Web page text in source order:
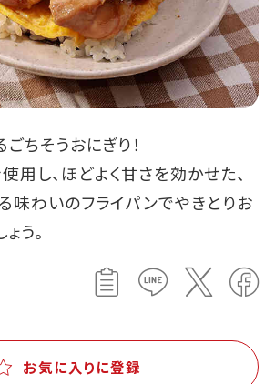
ちそうおにぎり！
用し、ほどよく甘さを効かせた、
味わいのフライパンでやきとりお
う。
お気に入りに登録